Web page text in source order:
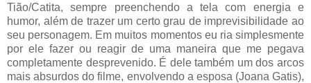
Tião/Catita, sempre preenchendo a tela com energia e
humor, além de trazer um certo grau de imprevisibilidade ao
seu personagem. Em muitos momentos eu ria simplesmente
por ele fazer ou reagir de uma maneira que me pegava
completamente desprevenido. É dele também um dos arcos
mais absurdos do filme, envolvendo a esposa (Joana Gatis),